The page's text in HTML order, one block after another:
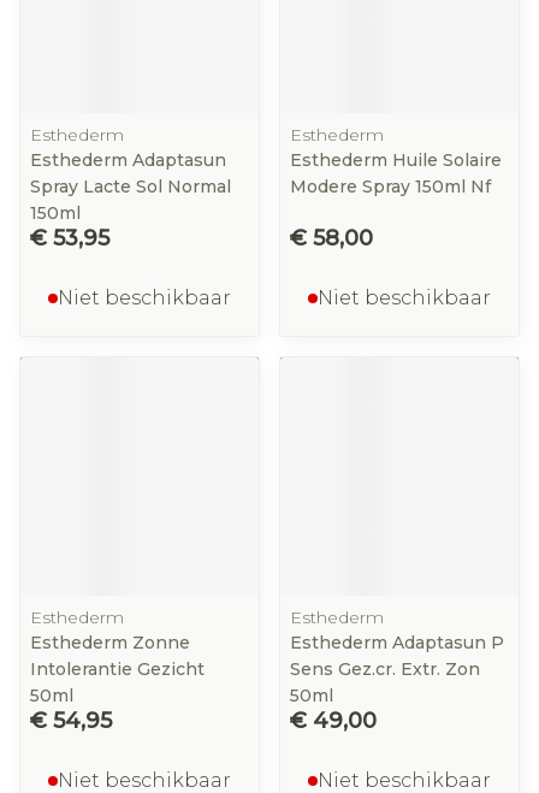
Esthederm
Esthederm Adaptasun
Spray Lacte Sol Normal
150ml
€ 53,95
Niet beschikbaar
Esthederm
Esthederm Huile Solaire
Modere Spray 150ml Nf
€ 58,00
Niet beschikbaar
Esthederm
Esthederm Zonne
Intolerantie Gezicht
50ml
€ 54,95
Niet beschikbaar
Esthederm
Esthederm Adaptasun P
Sens Gez.cr. Extr. Zon
50ml
€ 49,00
Niet beschikbaar